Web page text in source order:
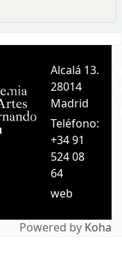
Alcalá 13.
28014
Madrid
Teléfono:
+34 91
524 08
64
web
Powered by Koha